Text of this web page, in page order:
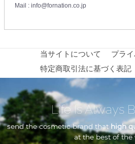
Mail : info@fornation.co.jp
当サイトについて
プラ
特定商取引法に基づく表記
Life Is Always
send the cosmetic brand thathigh
at the best of the